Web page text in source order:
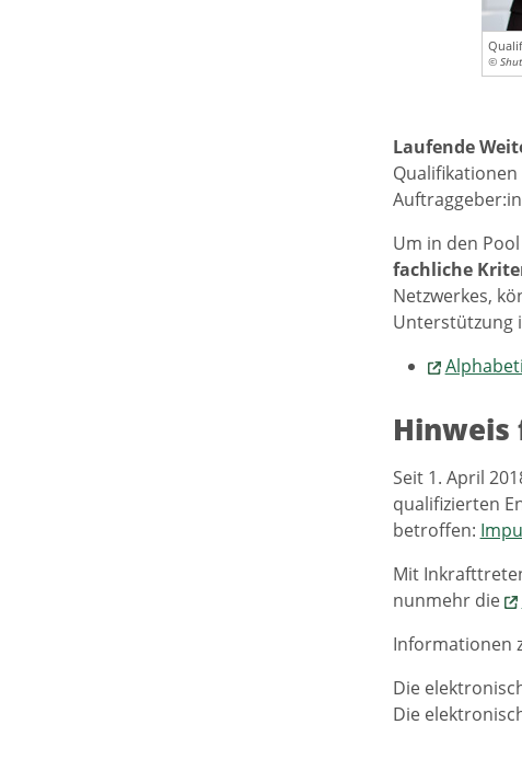
©
Laufende
Um in den
fachliche
Netzwerkes,
Unterstützung
Hinweis
Seit 1. April
qualifizierten
betroffen:
Mit
nunmehr die
Informationen
Die
Die